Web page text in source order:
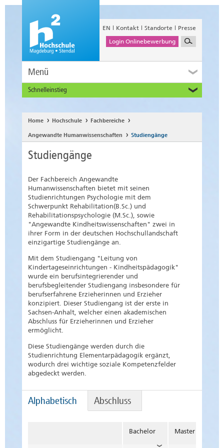
EN Kontakt Standorte
Presse
Login Onlinebewerbung
Menü
Schnelleinstieg
Alumni
Unternehmen und Institutionen
Studierende
Beschäftigte
Home Hochschule Fachbereiche
Angewandte Humanwissenschaften Studiengänge
Studiengänge
Der Fachbereich Angewandte
Humanwissenschaften bietet mit seinen
Studienrichtungen Psychologie mit dem
Schwerpunkt Rehabilitation(B.Sc.) und
Rehabilitationspsychologie (M.Sc.), sowie
"Angewandte Kindheitswissenschaften" zwei in
ihrer Form in der deutschen Hochschullandschaft
einzigartige Studiengänge an.
Mit dem Studiengang "Leitung von
Kindertageseinrichtungen - Kindheitspädagogik"
wurde ein berufsintegrierender und
berufsbegleitender Studiengang insbesondere für
berufserfahrene Erzieherinnen und Erzieher
konzipiert. Dieser Studiengang ist der erste in
Sachsen-Anhalt, welcher einen akademischen
Abschluss für Erzieherinnen und Erzieher
ermöglicht.
Diese Studiengänge werden durch die
Studienrichtung Elementarpädagogik ergänzt,
wodurch drei wichtige soziale Kompetenzfelder
abgedeckt werden.
Alphabetisch Abschluss
Bachelor Master